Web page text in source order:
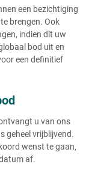
- onder
in eigen beheer
onder bod
onder btw stelsel
onder voorbehoud
huurrecht
kosten
verkopen kosten
een bezichtiging
brengen. Ook
indien dit uw
bod uit en
een definitief
u van ons
geheel vrijblijvend.
wenst te gaan,
af.